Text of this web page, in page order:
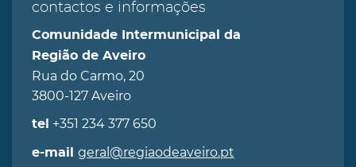
contactos e informações
Comunidade Intermunicipal da
Região de Aveiro
Rua do Carmo, 20
3800-127 Aveiro
tel +351 234 377 650
e-mail geral@regiaodeaveiro.pt